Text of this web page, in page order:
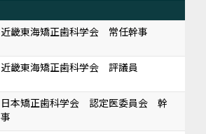
近畿東海矯正歯科学会 常任幹事
近畿東海矯正歯科学会 評議員
日本矯正歯科学会 認定医委員会 幹
事